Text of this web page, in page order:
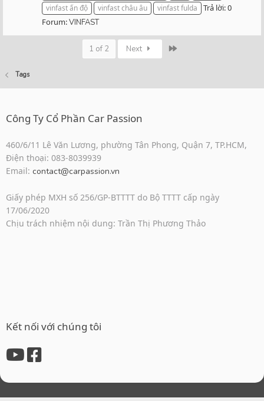
vinfast ấn độ
vinfast châu âu vinfast fulda
Trả lời: 0
Forum:VINFAST
1 of 2 Next
Tags
Công Ty Cổ Phần Car Passion
460/6/11 Lê Văn Lương, phường Tân Phong, Quận 7, TP.HCM,
Điện thoại: 083-8039939
Email: contact@carpassion.vn
Giấy phép MXH số 256/GP-BTTTT do Bộ TTTT cấp ngày
17/06/2020
Chịu trách nhiệm nội dung: Trần Thị Phương Thảo
Kết nối với chúng tôi